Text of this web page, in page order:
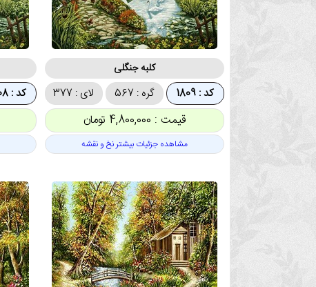
کلبه جنگلی
کد : 1809 گره : 567 لای : 377
قیمت : 4,800,000 تومان
مشاهده جزئیات بیشتر نخ و نقشه
کد : 1808